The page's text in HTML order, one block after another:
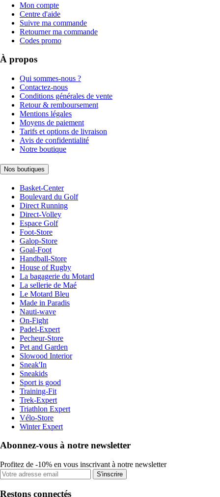
Mon compte
Centre d'aide
Suivre ma commande
Retourner ma commande
Codes promo
À propos
Qui sommes-nous ?
Contactez-nous
Conditions générales de vente
Retour & remboursement
Mentions légales
Moyens de paiement
Tarifs et options de livraison
Avis de confidentialité
Notre boutique
Nos boutiques
Basket-Center
Boulevard du Golf
Direct Running
Direct-Volley
Espace Golf
Foot-Store
Galop-Store
Goal-Foot
Handball-Store
House of Rugby
La bagagerie du Motard
La sellerie de Maé
Le Motard Bleu
Made in Paradis
Nauti-wave
On-Fight
Padel-Expert
Pecheur-Store
Pet and Garden
Slowood Interior
Sneak'In
Sneakids
Sport is good
Training-Fit
Trek-Expert
Triathlon Expert
Vélo-Store
Winter Expert
Abonnez-vous à notre newsletter
Profitez de -10% en vous inscrivant à notre newsletter
S'inscrire
Restons connectés